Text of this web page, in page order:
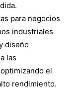
para negocios
industriales
diseño
las
el
rendimiento.